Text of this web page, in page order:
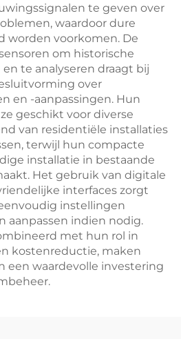
te geven over
waardoor dure
worden voorkomen. De
om historische
te analyseren draagt bij
over
en -aanpassingen. Hun
geschikt voor diverse
van residentiële installaties
terwijl hun compacte
installatie in bestaande
Het gebruik van digitale
interfaces zorgt
instellingen
aanpassen indien nodig.
met hun rol in
kostenreductie, maken
een waardevolle investering